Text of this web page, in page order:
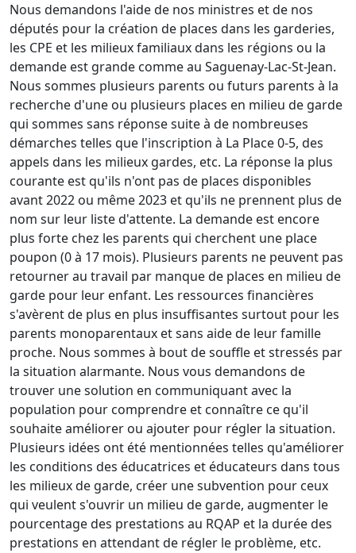
Nous demandons l'aide de nos ministres et de nos
députés pour la création de places dans les garderies,
les CPE et les milieux familiaux dans les régions ou la
demande est grande comme au Saguenay-Lac-St-Jean.
Nous sommes plusieurs parents ou futurs parents à la
recherche d'une ou plusieurs places en milieu de garde
qui sommes sans réponse suite à de nombreuses
démarches telles que l'inscription à La Place 0-5, des
appels dans les milieux gardes, etc. La réponse la plus
courante est qu'ils n'ont pas de places disponibles
avant 2022 ou même 2023 et qu'ils ne prennent plus de
nom sur leur liste d'attente. La demande est encore
plus forte chez les parents qui cherchent une place
poupon (0 à 17 mois). Plusieurs parents ne peuvent pas
retourner au travail par manque de places en milieu de
garde pour leur enfant. Les ressources financières
s'avèrent de plus en plus insuffisantes surtout pour les
parents monoparentaux et sans aide de leur famille
proche. Nous sommes à bout de souffle et stressés par
la situation alarmante. Nous vous demandons de
trouver une solution en communiquant avec la
population pour comprendre et connaître ce qu'il
souhaite améliorer ou ajouter pour régler la situation.
Plusieurs idées ont été mentionnées telles qu'améliorer
les conditions des éducatrices et éducateurs dans tous
les milieux de garde, créer une subvention pour ceux
qui veulent s'ouvrir un milieu de garde, augmenter le
pourcentage des prestations au RQAP et la durée des
prestations en attendant de régler le problème, etc.